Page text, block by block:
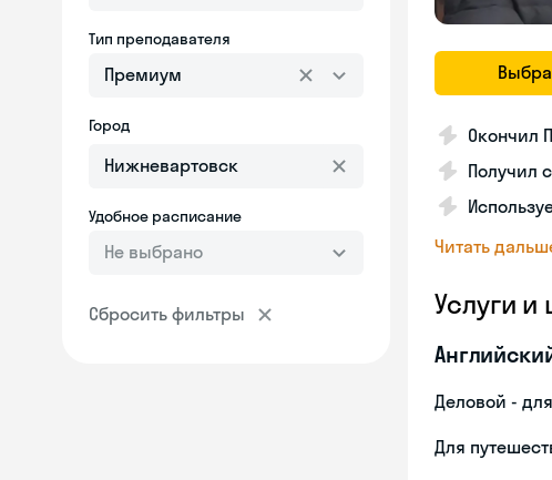
Тип преподавателя
Премиум
Город
Удобное расписание
Не выбрано
Сбросить фильтры
Окончил
Получил
Читать
Услуги и
Деловой -
Для